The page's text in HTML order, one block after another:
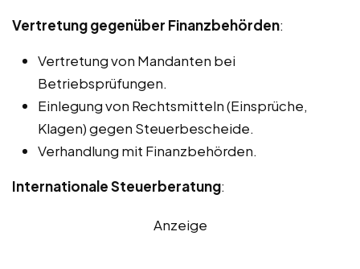
Vertretung gegenüber Finanzbehörden:
Vertretung von Mandanten bei
Betriebsprüfungen.
Einlegung von Rechtsmitteln (Einsprüche,
Klagen) gegen Steuerbescheide.
Verhandlung mit Finanzbehörden.
Internationale Steuerberatung:
Anzeige